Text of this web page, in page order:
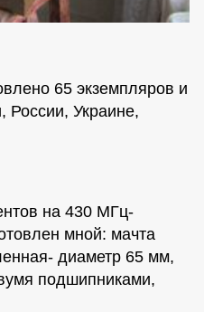
65 экземпляров и
России, Украине,
на 430 МГц-
мной: мачта
диаметр 65 мм,
подшипниками,